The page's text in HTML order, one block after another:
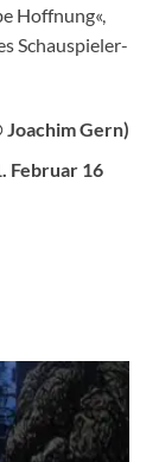
Hoffnung«,
Schauspieler-
Gern)
Februar 16